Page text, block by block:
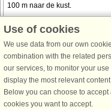
100 m naar de kust.
Dieses charmante Ferienhaus an
eine gemütliche Atmosphäre
zu sechs Gäste. Mit drei
komfortablen Schlafzimmern
einem zusätzlichen Anbau ist es
perfekt für Familien ...
Use of cookies
We use data from our own
combination with the related
our services, to monitor your
display the most relevant
Below you can choose to
cookies you want to accept.